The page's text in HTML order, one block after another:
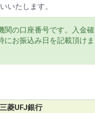
いたします。
関の口座番号です。入金確
にお振込み日を記載頂けま
三菱UFJ銀行